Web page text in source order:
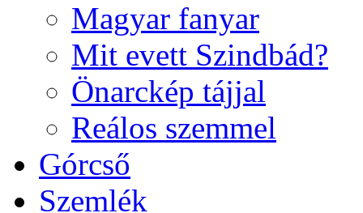
Magyar fanyar
Mit evett Szindbád?
Önarckép tájjal
Reálos szemmel
Górcső
Szemlék